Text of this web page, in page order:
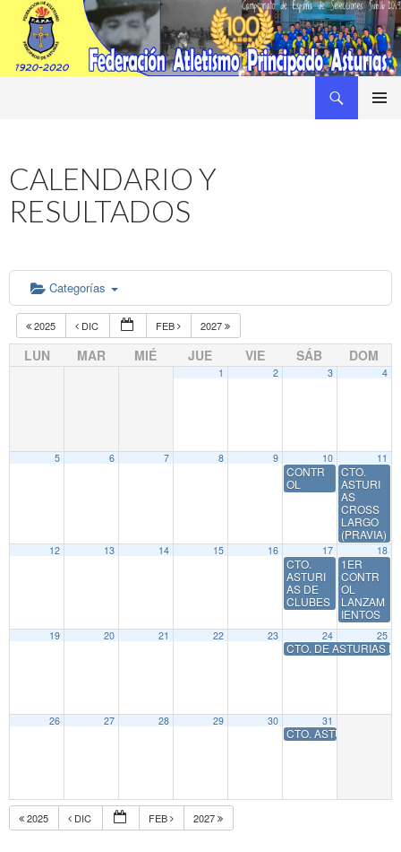
CALENDARIO Y
RESULTADOS
Categorías
2025 DIC FEB 2027
LUN MAR MIÉ JUE VIE SÁB DOM
1 2 3 4
5 6 7 8 9 10
CONTR
OL
11
CTO.
ASTURI
AS
CROSS
LARGO
(PRAVIA)
12 13 14 15 16 17
CTO.
ASTURI
AS DE
CLUBES
18
1ER
CONTR
OL
LANZAM
IENTOS
19 20 21 22 23 24
CTO. DE ASTURIAS
25
26 27 28 29 30 31
CTO. ASTURIAS
2025 DIC FEB 2027